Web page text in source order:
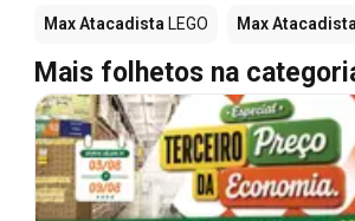
Max Atacadista LEGO Max Atacadista
Mais folhetos na